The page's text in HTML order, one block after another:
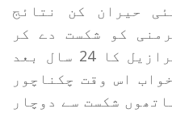
حیران کن نتائج
کو شکست دے کر
تاریخ رقم کردی جبکہ برازیل کا 24 سال بعد
اس وقت چکناچور
شکست سے دوچار